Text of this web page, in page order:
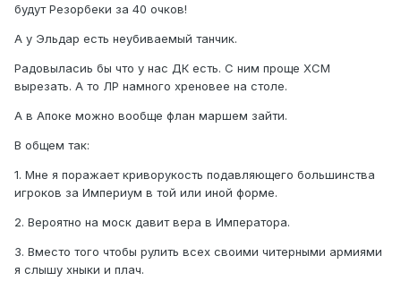
будут Резорбеки за 40 очков!
А у Эльдар есть неубиваемый танчик.
Радовыласиь бы что у нас ДК есть. С ним проще ХСМ
вырезать. А то ЛР намного хреновее на столе.
А в Апоке можно вообще флан маршем зайти.
В общем так:
1. Мне я поражает криворукость подавляющего большинства
игроков за Империум в той или иной форме.
2. Вероятно на моск давит вера в Императора.
3. Вместо того чтобы рулить всех своими читерными армиями
я слышу хныки и плач.